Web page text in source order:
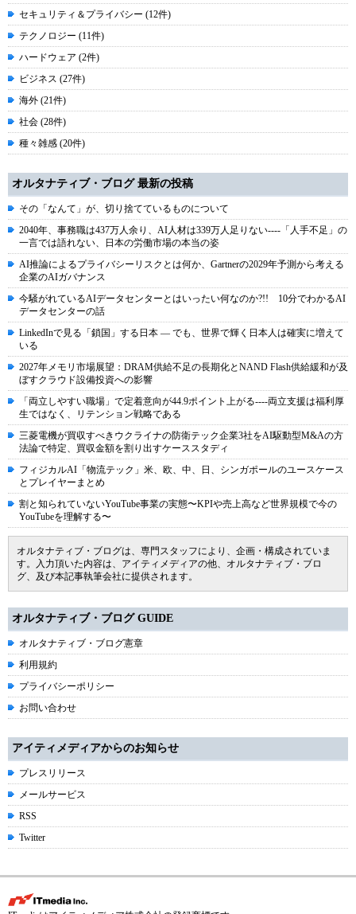
セキュリティ＆プライバシー (12件)
テクノロジー (11件)
ハードウェア (2件)
ビジネス (27件)
海外 (21件)
社会 (28件)
種々雑感 (20件)
オルタナティブ・ブログ 最新の投稿
その「なんて」が、切り捨てているものについて
2040年、事務職は437万人余り、AI人材は339万人足りない----「人手不足」の
一言では語れない、日本の労働市場の本当の姿
AI推論によるプライバシーリスクとは何か、Gartnerの2029年予測から考える
企業のAIガバナンス
今騒がれているAIデータセンターとはいったい何なのか?!! 10分でわかるAI
データセンターの話
LinkedInで見る「鎖国」する日本 ― でも、世界で輝く日本人は確実に増えて
いる
2027年メモリ市場展望：DRAM供給不足の長期化とNAND Flash供給緩和が及
ぼすクラウド設備投資への影響
「両立しやすい職場」で定着意向が44.9ポイント上がる----両立支援は福利厚
生ではなく、リテンション戦略である
三菱電機が買収すべきウクライナの防衛テック企業3社をAI駆動型M&Aの方
法論で特定、買収金額を割り出すケーススタディ
フィジカルAI「物流テック」米、欧、中、日、シンガポールのユースケース
とプレイヤーまとめ
割と知られていないYouTube事業の実態〜KPIや売上高など世界規模で今の
YouTubeを理解する〜
オルタナティブ・ブログは、専門スタッフにより、企画・構成されていま
す。入力頂いた内容は、アイティメディアの他、オルタナティブ・ブロ
グ、及び本記事執筆会社に提供されます。
オルタナティブ・ブログ GUIDE
オルタナティブ・ブログ憲章
利用規約
プライバシーポリシー
お問い合わせ
アイティメディアからのお知らせ
プレスリリース
メールサービス
RSS
Twitter